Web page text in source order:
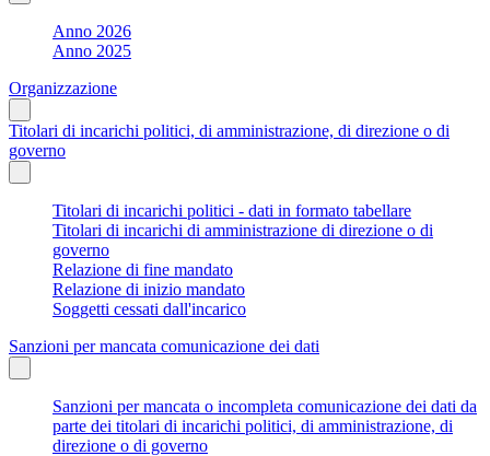
Anno 2026
Anno 2025
Organizzazione
Titolari di incarichi politici, di amministrazione, di direzione o di
governo
Titolari di incarichi politici - dati in formato tabellare
Titolari di incarichi di amministrazione di direzione o di
governo
Relazione di fine mandato
Relazione di inizio mandato
Soggetti cessati dall'incarico
Sanzioni per mancata comunicazione dei dati
Sanzioni per mancata o incompleta comunicazione dei dati da
parte dei titolari di incarichi politici, di amministrazione, di
direzione o di governo